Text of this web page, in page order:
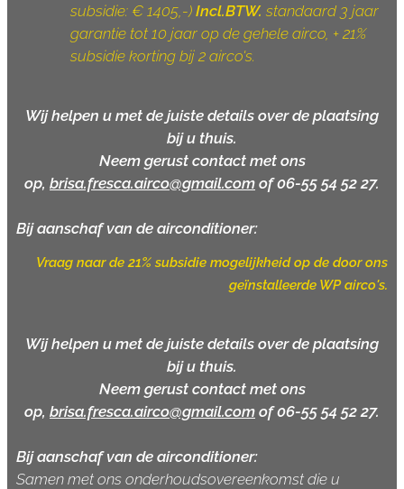
subsidie: € 1405,-) Incl.BTW. standaard 3 jaar
garantie tot 10 jaar op de gehele airco, + 21%
subsidie korting bij 2 airco's.
Wij helpen u met de juiste details over de plaatsing
bij u thuis.
Neem gerust contact met ons
op, brisa.fresca.airco@gmail.com of 06-55 54 52 27.
Bij aanschaf van de airconditioner:
Vraag naar de 21% subsidie mogelijkheid op de door ons
geïnstalleerde WP airco's.
Wij helpen u met de juiste details over de plaatsing
bij u thuis.
Neem gerust contact met ons
op, brisa.fresca.airco@gmail.com of 06-55 54 52 27.
Bij aanschaf van de airconditioner:
Samen met ons onderhoudsovereenkomst die u